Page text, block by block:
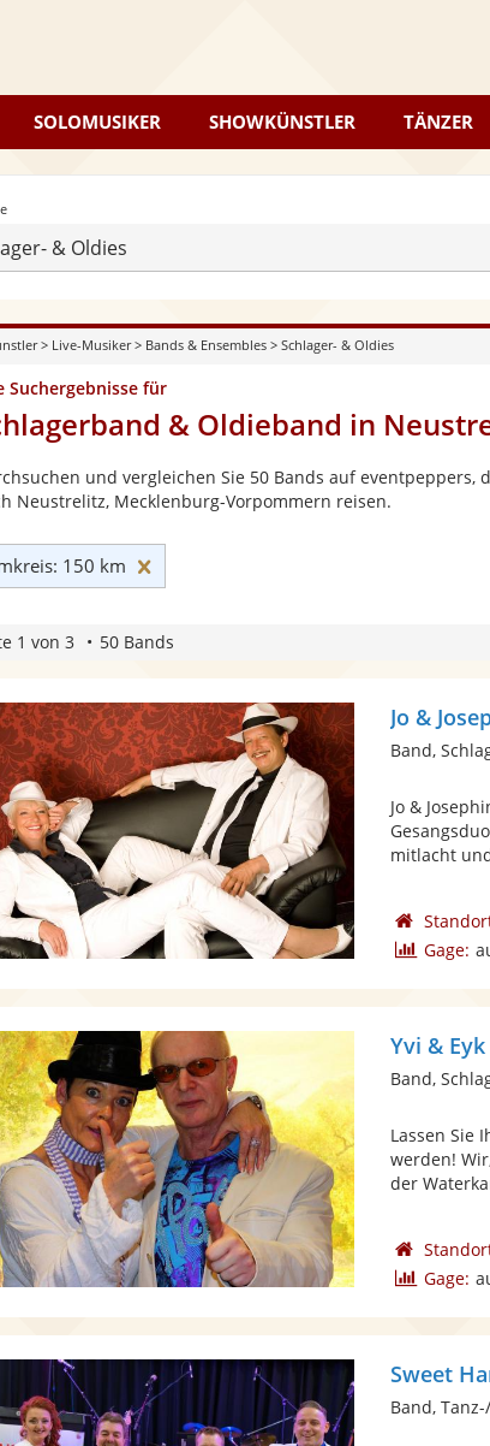
SOLOMUSIKER SHOWKÜNSTLER TÄNZER
& Oldies
> Live-Musiker> Bands & Ensembles> Schlager- & Oldies
Suchergebnisse für
& Oldieband in
und vergleichen Sie 50 Bands auf
Neustrelitz, Mecklenburg-Vorpommern reisen.
150 km
1 von 3 50 Bands
Jo &
Band,
Jo &
mitlacht
Gage:
Yvi & Eyk
Band,
Lassen Sie
werden!
der
Gage:
Sweet
Band,